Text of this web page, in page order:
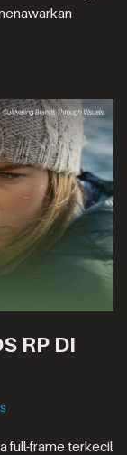
RP DI
full-frame terkecil